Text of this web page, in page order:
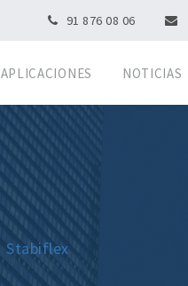
91 876 08 06
APLICACIONES NOTICIAS
Stabiflex